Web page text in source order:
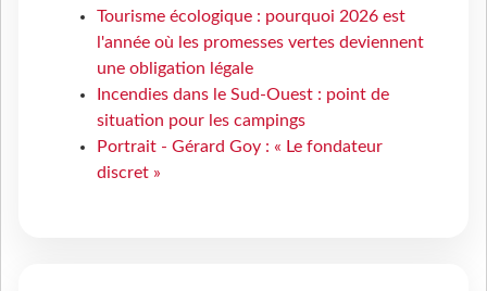
Tourisme écologique : pourquoi 2026 est
l'année où les promesses vertes deviennent
une obligation légale
Incendies dans le Sud-Ouest : point de
situation pour les campings
Portrait - Gérard Goy : « Le fondateur
discret »